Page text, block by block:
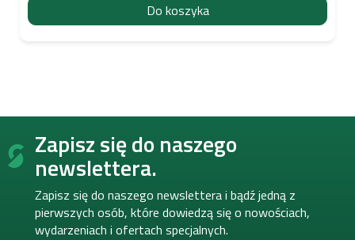
Do koszyka
S
Zapisz się do naszego
newslettera.
Zapisz się do naszego newslettera i bądź jedną z
pierwszych osób, które dowiedzą się o nowościach,
wydarzeniach i ofertach specjalnych.